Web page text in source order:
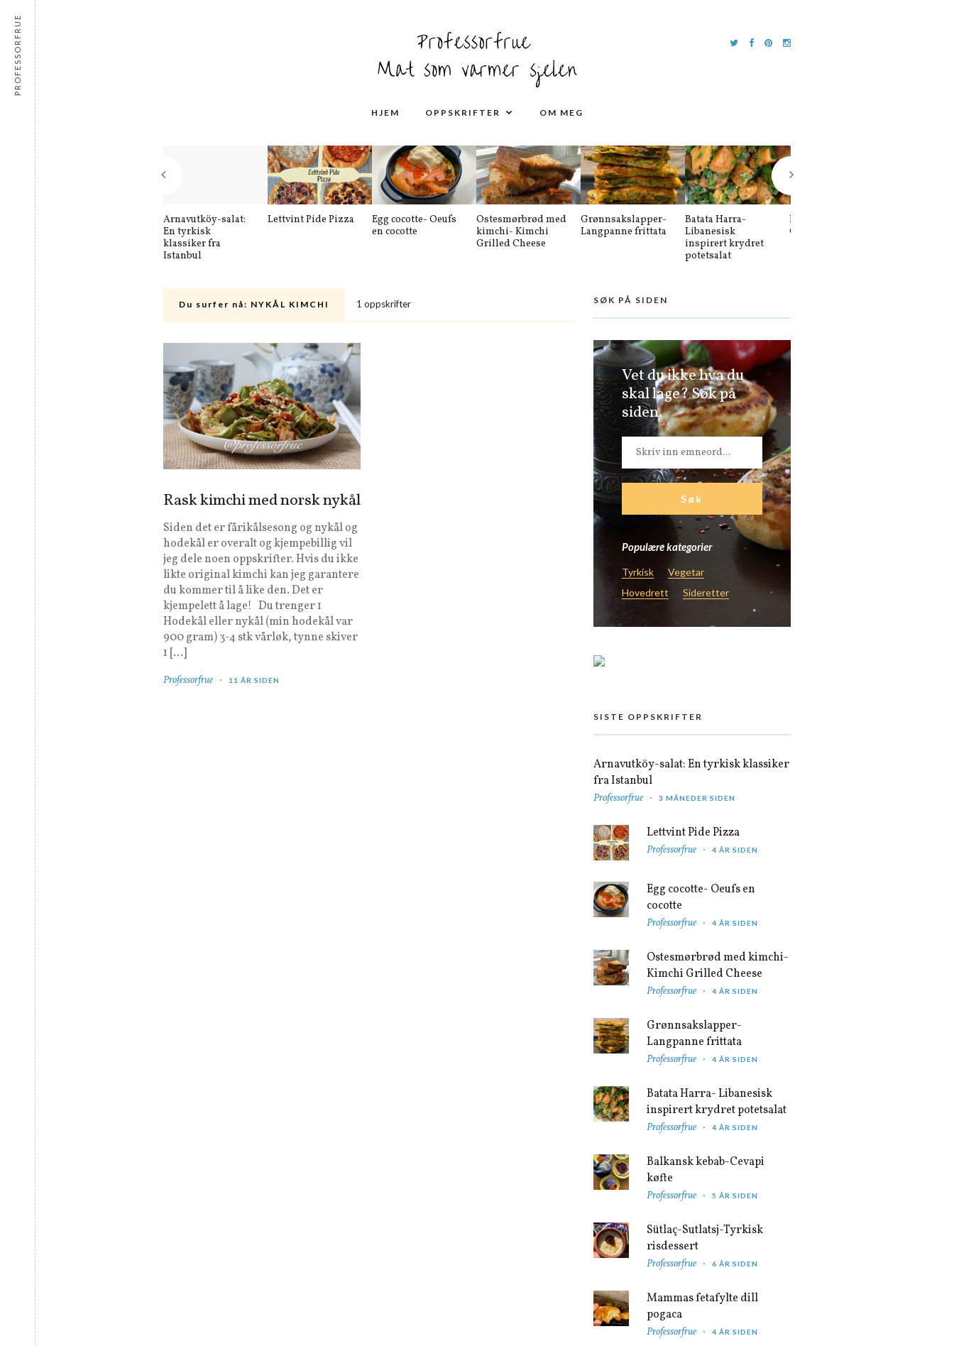
HJEM OPPSKRIFTER OM MEG
Arnavutköy-salat:
En tyrkisk
klassiker fra
Istanbul
Lettvint Pide Pizza
Egg cocotte- Oeufs
en cocotte
Ostesmørbrød med
kimchi- Kimchi
Grilled Cheese
Grønnsakslapper-
Langpanne frittata
Batata Harra-
Libanesisk
inspirert krydret
potetsalat
Balkansk kebab-
Cevapi køfte
Du surfer nå: NYKÅL KIMCHI 1 oppskrifter
Rask kimchi med norsk nykål
Siden det er fårikålsesong og nykål og
hodekål er overalt og kjempebillig vil
jeg dele noen oppskrifter. Hvis du ikke
likte original kimchi kan jeg garantere
du kommer til å like den. Det er
kjempelett å lage! Du trenger 1
Hodekål eller nykål (min hodekål var
900 gram) 3-4 stk vårløk, tynne skiver
1 […]
Professorfrue 11 ÅR SIDEN
SØK PÅ SIDEN
Vet du ikke hva du
skal lage? Søk på
siden.
Populære kategorier
Tyrkisk
Vegetar
Hovedrett
Sideretter
SISTE OPPSKRIFTER
Arnavutköy-salat: En tyrkisk klassiker
fra Istanbul
Professorfrue 3 MÅNEDER SIDEN
Lettvint Pide Pizza
Professorfrue 4 ÅR SIDEN
Egg cocotte- Oeufs en
cocotte
Professorfrue 4 ÅR SIDEN
Ostesmørbrød med kimchi-
Kimchi Grilled Cheese
Professorfrue 4 ÅR SIDEN
Grønnsakslapper-
Langpanne frittata
Professorfrue 4 ÅR SIDEN
Batata Harra- Libanesisk
inspirert krydret potetsalat
Professorfrue 4 ÅR SIDEN
Balkansk kebab-Cevapi
køfte
Professorfrue 5 ÅR SIDEN
Sütlaç-Sutlatsj-Tyrkisk
risdessert
Professorfrue 6 ÅR SIDEN
Mammas fetafylte dill
pogaca
Professorfrue 4 ÅR SIDEN
PROFESSORFRUE